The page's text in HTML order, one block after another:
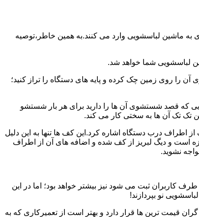
به ماشین لباسشویی وارد می کنند.به همین خاطر،توصیه
لباسشویی شما خواهد شد.
را روی زمین چک کرده و پایه های دستگاه را تراز کنید؛
که قصد شستشوی آن ها را دارید برای هر بار شستشو
تک تک آن ها به سختی کار می کند.
اطراف درب دستگاه اشاره کرد.این کف ها تنها به این دلیل
است و دیگ لبریز از کف شده و اضافه های آن از اطراف
نشوید.
کاربران ثبت می شود نیز بیشتر خواهد بود؛ اما در این
نو بپردازند!
قیمت ترین ها قرار دارد و بهتر است از تعمیرکاری که به